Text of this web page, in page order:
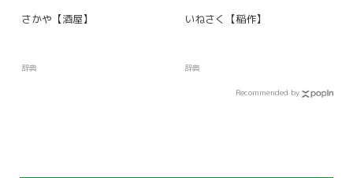
さかや【酒屋】
辞典
いねさく【稲作】
辞典
Recommended by